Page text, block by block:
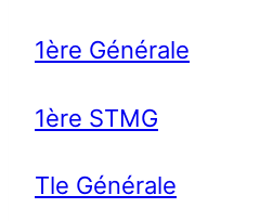
1ère Générale
1ère STMG
Tle Générale